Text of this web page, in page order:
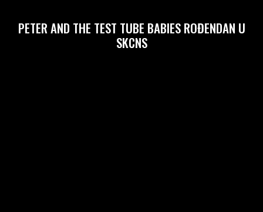
PETER AND THE TEST TUBE BABIES ROĐENDAN U
SKCNS